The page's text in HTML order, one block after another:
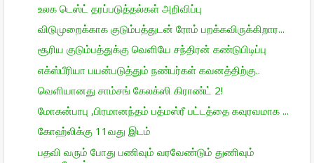
உலக டெஸ்ட் தரப்படுத்தல்கள் அறிவிப்பு
விடுமுறைக்காக குடும்பத்துடன் ரோம் பறக்கவிருக்கிறார...
சூரிய குடும்பத்துக்கு வெளியே சந்திரன் கண்டுபிடிப்பு
எக்ஸ்பீரியா பயன்படுத்தும் நண்பர்கள் கவனத்திற்கு..
வெளியானது சாம்சங் கேலக்ஸி கிராண்ட் 2!
மோகன்பாபு ,பிரமானந்தம் பத்மஸ்ரீ பட்டத்தை கவுரவமாக ...
கோஹ்லிக்கு 11வது இடம்
பதவி வரும் போது பணிவும் வரவேண்டும் துணிவும்